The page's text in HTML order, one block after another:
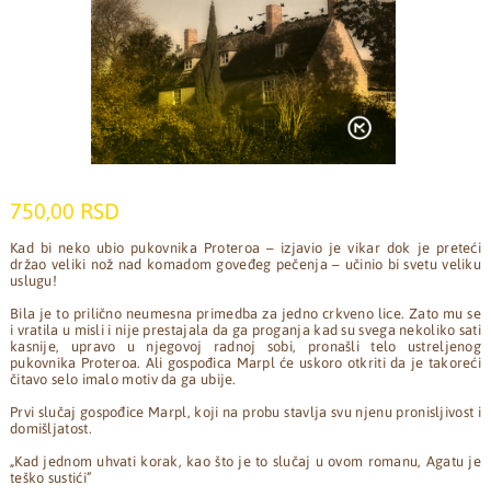
750,00 RSD
Kad bi neko ubio pukovnika Proteroa – izjavio je vikar dok je preteći
držao veliki nož nad komadom goveđeg pečenja – učinio bi svetu veliku
uslugu!
Bila je to prilično neumesna primedba za jedno crkveno lice. Zato mu se
i vratila u misli i nije prestajala da ga proganja kad su svega nekoliko sati
kasnije, upravo u njegovoj radnoj sobi, pronašli telo ustreljenog
pukovnika Proteroa. Ali gospođica Marpl će uskoro otkriti da je takoreći
čitavo selo imalo motiv da ga ubije.
Prvi slučaj gospođice Marpl, koji na probu stavlja svu njenu pronisljivost i
domišljatost.
„Kad jednom uhvati korak, kao što je to slučaj u ovom romanu, Agatu je
teško sustići”